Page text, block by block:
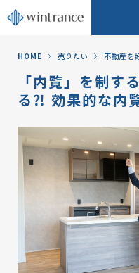
HOME 売りたい 不動産を
「内覧」を制す
る⁈ 効果的な内